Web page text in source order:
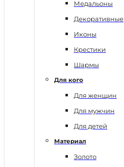
Медальоны
Декоративные
Иконы
Крестики
Шармы
Для кого
Для женщин
Для мужчин
Для детей
Материал
Золото